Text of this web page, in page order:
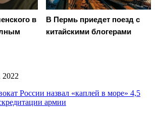
в
В Пермь приедет поезд с
китайскими блогерами
2022
России назвал «каплей в море» 4,5
армии